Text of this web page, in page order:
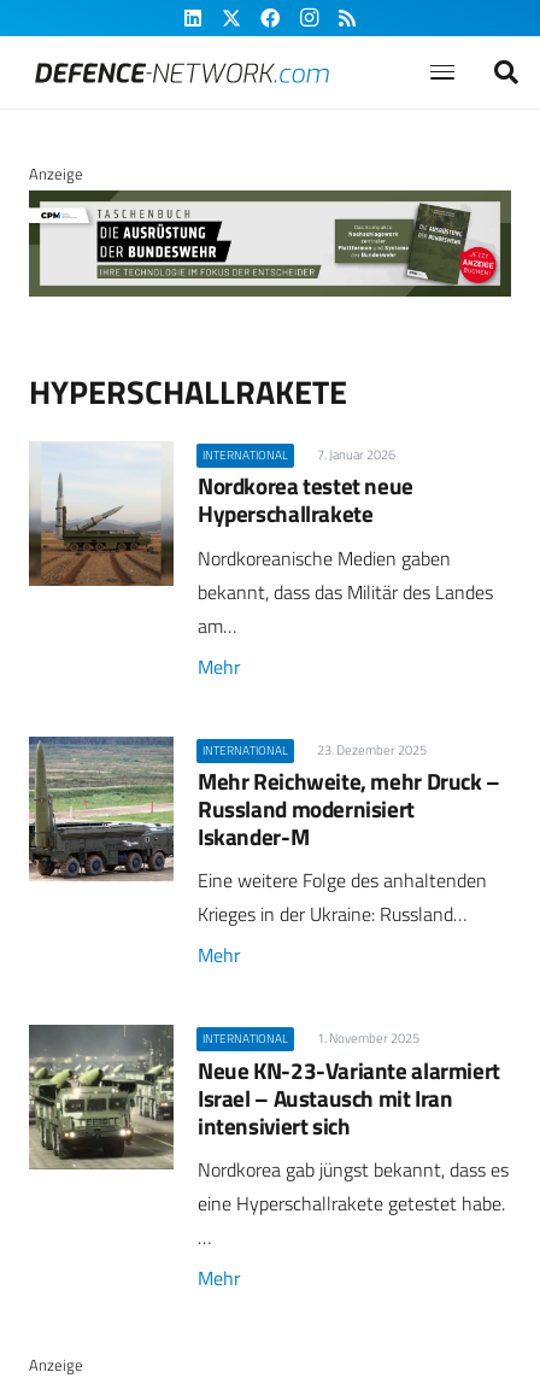
Anzeige
HYPERSCHALLRAKETE
INTERNATIONAL 7. Januar 2026
Nordkorea testet neue
Hyperschallrakete
Nordkoreanische Medien gaben
bekannt, dass das Militär des Landes
am…
Mehr
INTERNATIONAL 23. Dezember 2025
Mehr Reichweite, mehr Druck –
Russland modernisiert
Iskander-M
Eine weitere Folge des anhaltenden
Krieges in der Ukraine: Russland…
Mehr
INTERNATIONAL 1. November 2025
Neue KN-23-Variante alarmiert
Israel – Austausch mit Iran
intensiviert sich
Nordkorea gab jüngst bekannt, dass es
eine Hyperschallrakete getestet habe.
…
Mehr
Anzeige